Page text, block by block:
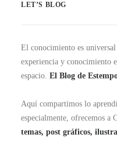
LET’S BLOG
El conocimiento es
experiencia y conocimiento
espacio. El Blog de
Aquí compartimos lo
especialmente, ofrecemos a
temas, post gráficos,